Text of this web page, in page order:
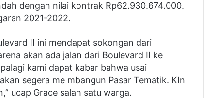
dengan nilai kontrak Rp62.930.674.000.
2021-2022.
II ini mendapat sokongan dari
akan ada jalan dari Boulevard II ke
kami dapat kabar bahwa usai
segera me mbangun Pasar Tematik. KIni
ucap Grace salah satu warga.